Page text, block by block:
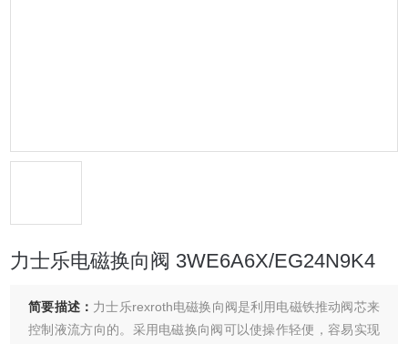
力士乐电磁换向阀 3WE6A6X/EG24N9K4
简要描述： 力士乐rexroth电磁换向阀是利用电磁铁推动阀芯来
控制液流方向的。采用电磁换向阀可以使操作轻便，容易实现